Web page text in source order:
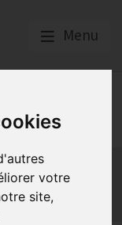
votre
site,
Menu